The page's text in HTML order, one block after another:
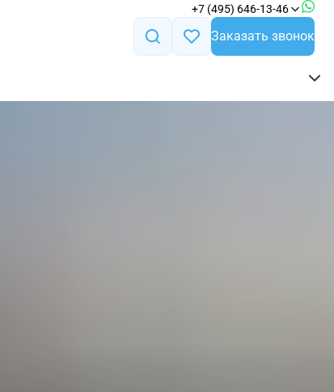
+7 (495) 646-13-46
Заказать звонок